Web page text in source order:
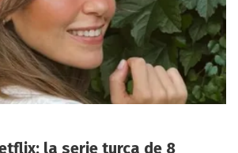
la serie turca de 8